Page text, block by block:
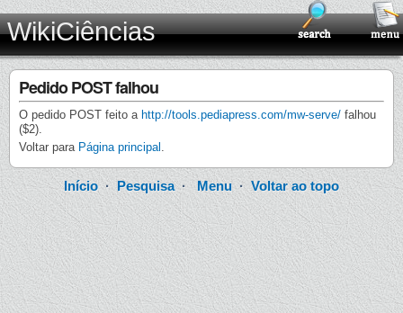
WikiCiências
Pedido POST falhou
O pedido POST feito a http://tools.pediapress.com/mw-serve/ falhou
($2).
Voltar para Página principal .
Início·Pesquisa· Menu· Voltar ao topo